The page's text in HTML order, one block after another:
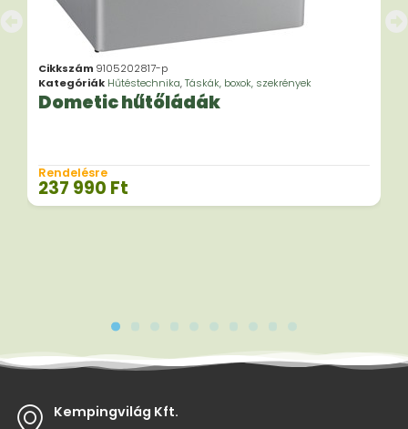
Cikkszám 9105202817-p
Kategóriák Hűtéstechnika,Táskák, boxok, szekrények
Dometic hűtőládák
Rendelésre
237 990 Ft
Kempingvilág Kft.